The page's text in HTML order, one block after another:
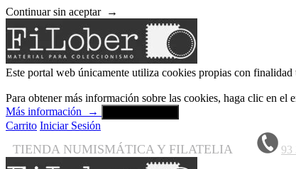
Continuar sin aceptar →
Este portal web únicamente utiliza cookies propias con
Para obtener más información sobre las cookies, haga clic en el
Más información
→
Carrito Iniciar Sesión
TIENDA NUMISMÁTICA Y FILATELIA 93